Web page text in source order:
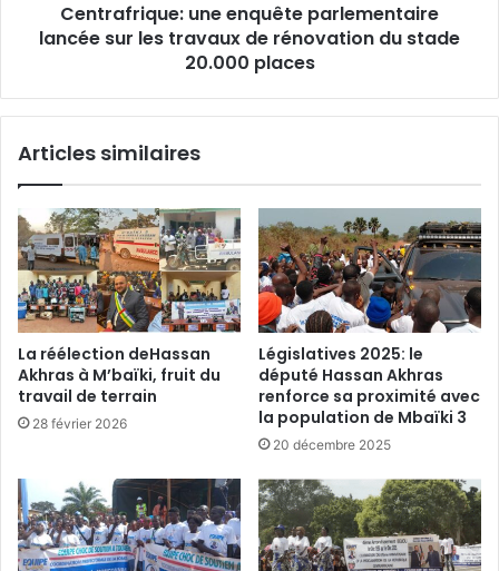
rénovation
places
Centrafrique: une enquête parlementaire
lancée sur les travaux de rénovation du stade
20.000 places
Articles similaires
La réélection deHassan
Akhras à M’baïki, fruit du
travail de terrain
28 février 2026
Législatives 2025: le
député Hassan Akhras
renforce sa proximité avec
la population de Mbaïki 3
20 décembre 2025